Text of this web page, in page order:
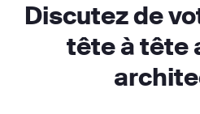
Discutez de
tête à tête